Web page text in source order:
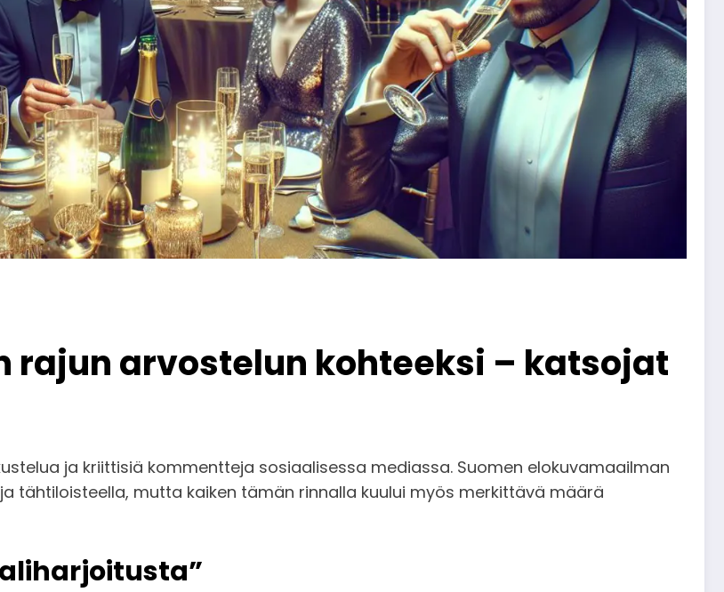
arvostelun kohteeksi – katsojat
ja kriittisiä kommentteja sosiaalisessa mediassa. Suomen elokuvamaailman
tähtiloisteella, mutta kaiken tämän rinnalla kuului myös merkittävä määrä